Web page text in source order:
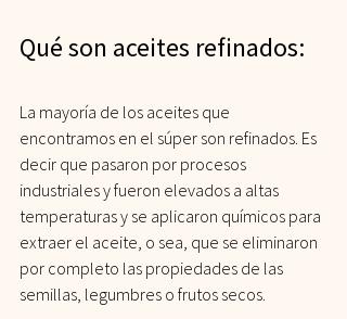
Qué son aceites refinados:
La mayoría de los aceites que
encontramos en el súper son refinados. Es
decir que pasaron por procesos
industriales y fueron elevados a altas
temperaturas y se aplicaron químicos para
extraer el aceite, o sea, que se eliminaron
por completo las propiedades de las
semillas, legumbres o frutos secos.